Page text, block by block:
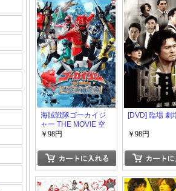
海賊戦隊ゴーカイジ
ャー THE MOVIE 空
飛ぶ幽霊船
￥98円
[DVD] 臨場 劇
￥98円